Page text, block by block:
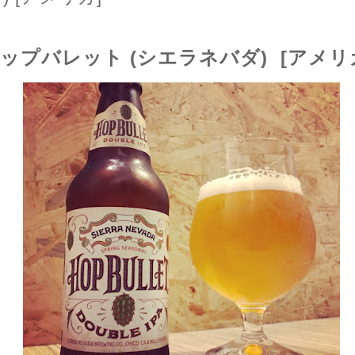
プバレット (シエラネバダ) [アメリ